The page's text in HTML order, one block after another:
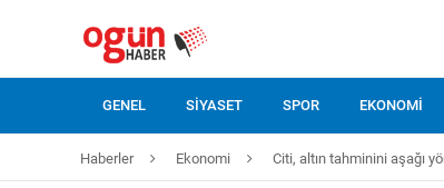
GENEL SIYASET SPOR EKONOMI
Haberler Ekonomi Citi, altın tahminini aşağı